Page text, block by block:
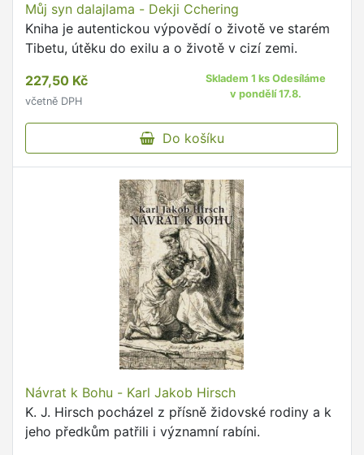
Můj syn dalajlama - Dekji Cchering
Kniha je autentickou výpovědí o životě ve starém
Tibetu, útěku do exilu a o životě v cizí zemi.
227,50 Kč
včetně DPH
Skladem 1 ks Odesíláme
v pondělí 17.8.
Do košíku
Návrat k Bohu - Karl Jakob Hirsch
K. J. Hirsch pocházel z přísně židovské rodiny a k
jeho předkům patřili i významní rabíni.